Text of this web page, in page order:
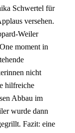
Schwertel für
versehen.
Weiler
moment in
nicht
hilfreiche
Abbau im
wurde dann
Fazit: eine